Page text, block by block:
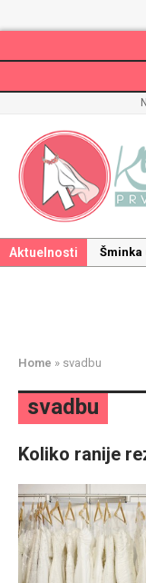
Aktuelnosti
Šminka
mesec
Poklon
Home » svadbu
svadbu
Koliko ranije